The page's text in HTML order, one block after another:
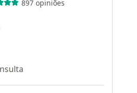
897 opiniões